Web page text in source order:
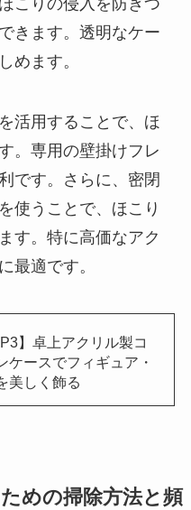
きます。透明なケー
めます。
活用することで、ほ
。専用の壁掛けフレ
です。さらに、密閉
使うことで、ほこり
す。特に高価なアク
最適です。
】卓上アクリル製コ
ケースでフィギュア・
美しく飾る
めの掃除方法と頻